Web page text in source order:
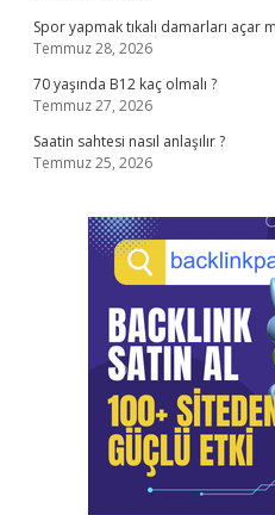
Spor yapmak tıkalı damarları açar
Temmuz 28, 2026
70 yaşında B12 kaç olmalı ?
Temmuz 27, 2026
Saatin sahtesi nasıl anlaşılır ?
Temmuz 25, 2026